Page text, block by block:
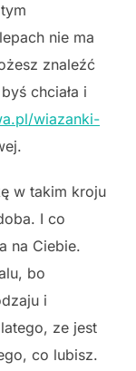
nie ma
znaleźć
chciała i
wiazanki-
w takim kroju
I co
na Ciebie.
bo
i
ze jest
co lubisz.